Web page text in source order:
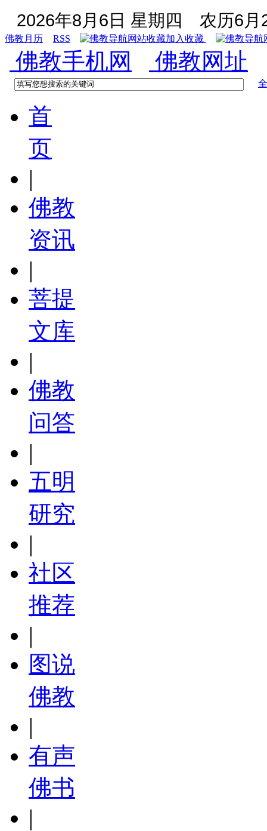
2026年8月6日 星期四 农历6月
佛教月历 RSS 加入收藏
佛教手机网 佛教网址
首
页
|
佛教
资讯
|
菩提
文库
|
佛教
问答
|
五明
研究
|
社区
推荐
|
图说
佛教
|
有声
佛书
|